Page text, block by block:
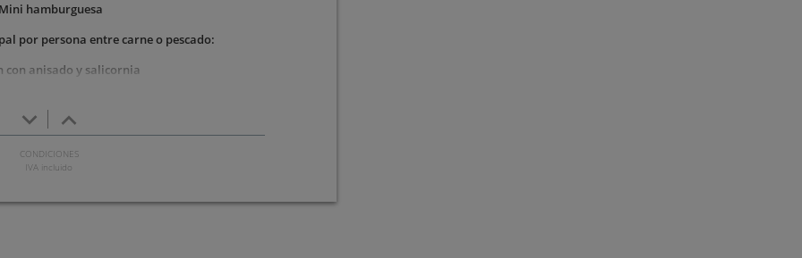
hamburguesa
por persona entre carne o pescado:
con anisado y salicornia
Sando de cerdo ibérico
y piñones con helado de caramelo salado
keyboard_arrow_down keyboard_arrow_up
IVA incluido